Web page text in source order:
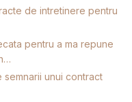
de intretinere pentru
pentru a ma repune
semnarii unui contract